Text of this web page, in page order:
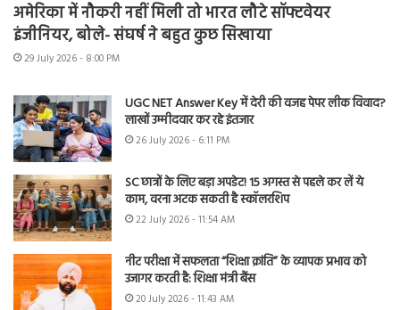
अमेरिका में नौकरी नहीं मिली तो भारत लौटे सॉफ्टवेयर
इंजीनियर, बोले- संघर्ष ने बहुत कुछ सिखाया
29 July 2026 - 8:00 PM
UGC NET Answer Key में देरी की वजह पेपर लीक विवाद?
लाखों उम्मीदवार कर रहे इंतजार
26 July 2026 - 6:11 PM
SC छात्रों के लिए बड़ा अपडेट! 15 अगस्त से पहले कर लें ये
काम, वरना अटक सकती है स्कॉलरशिप
22 July 2026 - 11:54 AM
नीट परीक्षा में सफलता “शिक्षा क्रांति” के व्यापक प्रभाव को
उजागर करती है: शिक्षा मंत्री बैंस
20 July 2026 - 11:43 AM